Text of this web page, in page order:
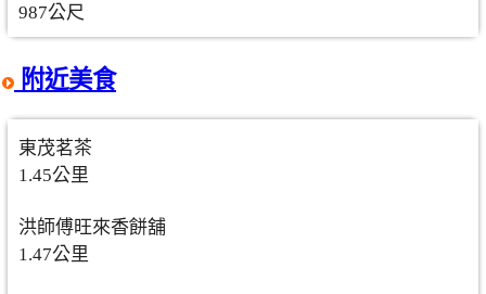
987公尺
附近美食
東茂茗茶
1.45公里
洪師傅旺來香餅舖
1.47公里